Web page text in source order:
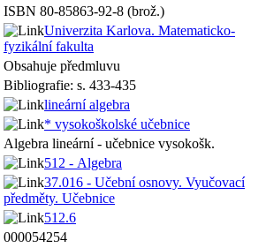
ISBN 80-85863-92-8 (brož.)
Univerzita Karlova. Matematicko-
fyzikální fakulta
Obsahuje předmluvu
Bibliografie: s. 433-435
lineární algebra
* vysokoškolské učebnice
Algebra lineární - učebnice vysokošk.
512 - Algebra
37.016 - Učební osnovy. Vyučovací
předměty. Učebnice
512.6
000054254